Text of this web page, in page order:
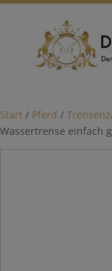
Start / Pferd /
Wassertrense einfach